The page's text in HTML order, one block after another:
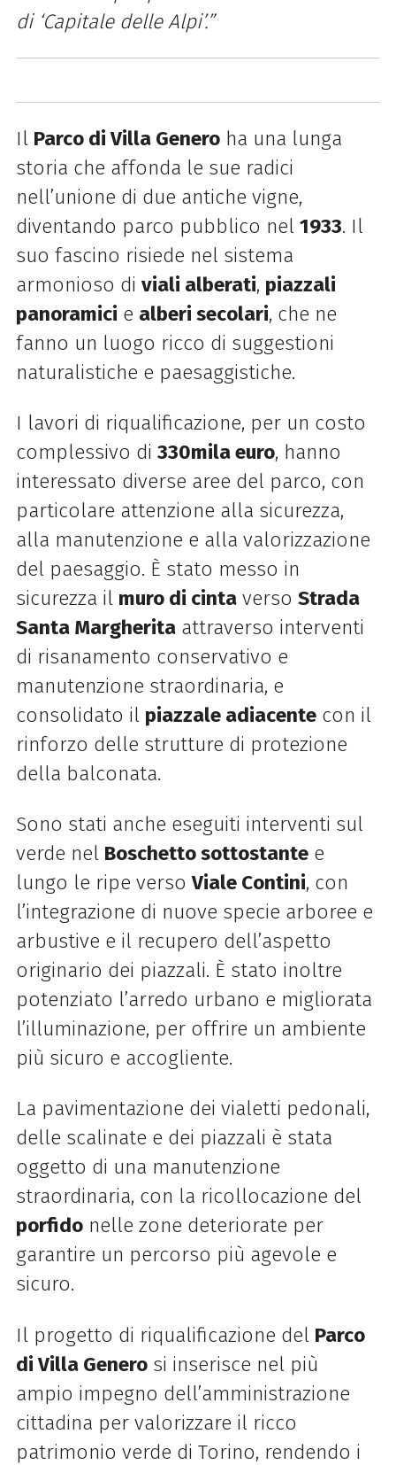
di ‘Capitale delle Alpi’.”
Il Parco di Villa Generoha una lunga
storia che affonda le sue radici
nell’unione di due antiche vigne,
diventando parco pubblico nel 1933. Il
suo fascino risiede nel sistema
armonioso di viali alberati, piazzali
panoramici e alberi secolari, che ne
fanno un luogo ricco di suggestioni
naturalistiche e paesaggistiche.
I lavori di riqualificazione, per un costo
complessivo di 330mila euro, hanno
interessato diverse aree del parco, con
particolare attenzione alla sicurezza,
alla manutenzione e alla valorizzazione
del paesaggio. È stato messo in
sicurezza il muro di cintaverso Strada
Santa Margheritaattraverso interventi
di risanamento conservativo e
manutenzione straordinaria, e
consolidato il piazzale adiacentecon il
rinforzo delle strutture di protezione
della balconata.
Sono stati anche eseguiti interventi sul
verde nel Boschetto sottostantee
lungo le ripe versoViale Contini, con
l’integrazione di nuove specie arboree e
arbustive e il recupero dell’aspetto
originario dei piazzali. È stato inoltre
potenziato l’arredo urbano e migliorata
l’illuminazione, per offrire un ambiente
più sicuro e accogliente.
La pavimentazione dei vialetti pedonali,
delle scalinate e dei piazzali è stata
oggetto di una manutenzione
straordinaria, con la ricollocazione del
porfidonelle zone deteriorate per
garantire un percorso più agevole e
sicuro.
Il progetto di riqualificazione del Parco
di Villa Generosi inserisce nel più
ampio impegno dell’amministrazione
cittadina per valorizzare il ricco
patrimonio verde di Torino, rendendo i